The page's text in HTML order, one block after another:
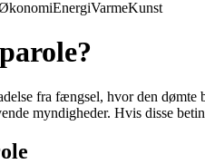
EnergiVarmeKunst
fra fængsel, hvor den
myndigheder. Hvis disse